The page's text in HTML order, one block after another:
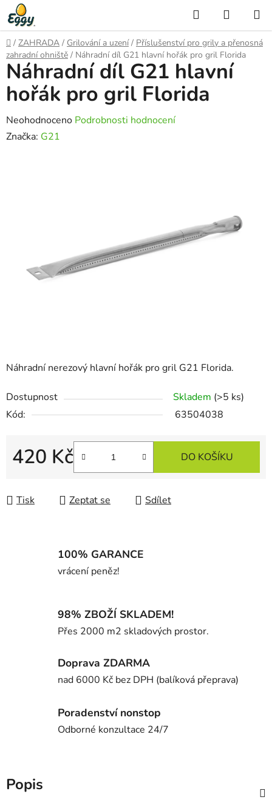
Přejít
na
obsah
Hledat
KOŠÍK
Domů
/ ZAHRADA / Grilování a uzení / Příslušenství pro grily a přenosná
zahradní ohniště / Náhradní díl G21 hlavní hořák pro gril Florida
Náhradní nerezový hlavní hořák pro gril G21 Florida.
Dostupnost Skladem (>5 ks)
Kód:
63504038
420 Kč DO KOŠÍKU
Tisk Zeptat se Sdílet
Náhradní díl G21 hlavní
hořák pro gril Florida
Průměrné
hodnocení
Neohodnoceno Podrobnosti hodnocení
Značka: G21
100% GARANCE
vrácení peněz!
98% ZBOŽÍ SKLADEM!
Přes 2000 m2 skladových prostor.
Doprava ZDARMA
nad 6000 Kč bez DPH (balíková přeprava)
Poradenství nonstop
Odborné konzultace 24/7
Popis